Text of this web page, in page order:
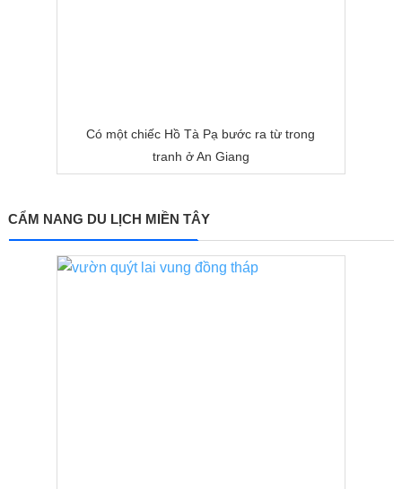
Có một chiếc Hồ Tà Pạ bước ra từ trong
tranh ở An Giang
CẨM NANG DU LỊCH MIỀN TÂY